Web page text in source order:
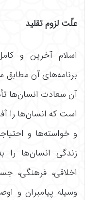
علّت لزوم تقلید
اسلام آخرین و
برنامه‌‌های آن مطابق
آن سعادت انسان‌‌ها
است که انسان‌‌ها را
و خواسته‌‌ها و
زندگی انسان‌‌ها را
اخلاقی، فرهنگی،
وسیله پیامبران و